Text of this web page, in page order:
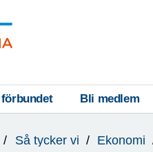
Bli medlem
Så tycker vi Ekonomi